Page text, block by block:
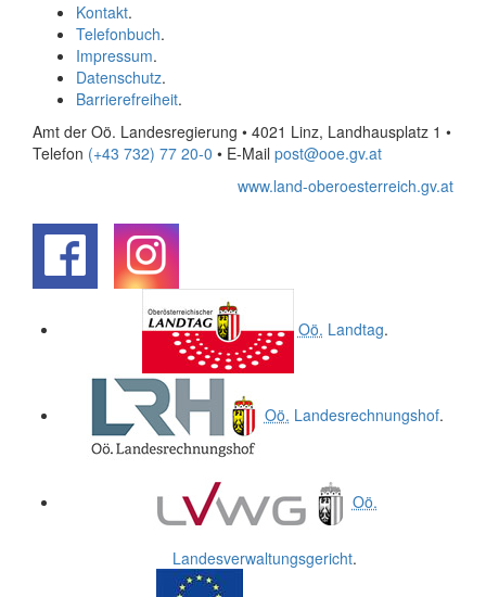
Kontakt.
Telefonbuch.
Impressum.
Datenschutz.
Barrierefreiheit.
Amt der Oö. Landesregierung • 4021 Linz, Landhausplatz 1 •
Telefon (+43 732) 77 20-0 • E-Mail post@ooe.gv.at
www.land-oberoesterreich.gv.at
Oö. Landtag.
Oö. Landesrechnungshof.
Oö.
Landesverwaltungsgericht.